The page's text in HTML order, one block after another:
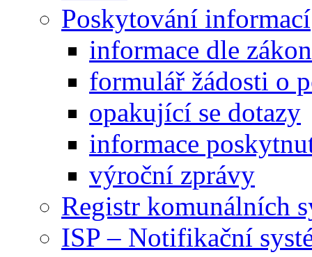
Poskytování informací
informace dle
formulář žádosti o
opakující se dotazy
informace
výroční zprávy
Registr komunálních
ISP – Notifikační